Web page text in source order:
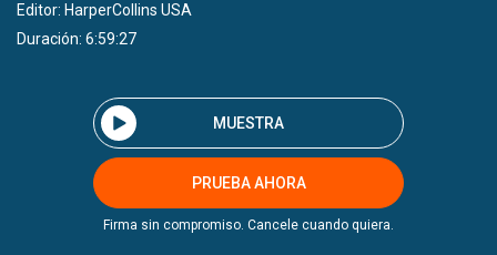
Editor: HarperCollins USA
Duración: 6:59:27
MUESTRA
PRUEBA AHORA
Firma sin compromiso. Cancele cuando quiera.